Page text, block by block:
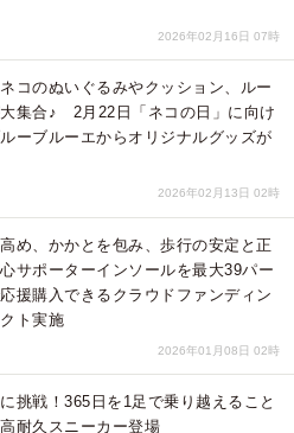
2026年02月16日 07時
コのぬいぐるみやクッション、ルー
集合♪ 2月22日「ネコの日」に向け
ーブルーエからオリジナルグッズが
2026年02月13日 02時
め、かかとを包み、歩行の安定と正
サポーターインソールを最大39パー
援購入できるクラウドファンディン
ト実施
2026年01月08日 02時
挑戦！365日を1足で乗り越えること
耐久スニーカー登場